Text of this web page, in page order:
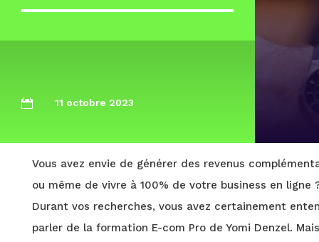
 11 octobre 2023
Vous avez envie de générer des revenus
ou même de vivre à 100% de votre business en ligne
Durant vos recherches, vous avez certainement
parler de la formation E-com Pro de Yomi Denzel.